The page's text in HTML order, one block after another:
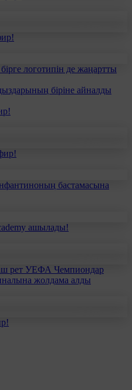
логотипін де жаңартты
біріне айналды
бастамасына
ашылады!
рет УЕФА Чемпиондар
жолдама алды